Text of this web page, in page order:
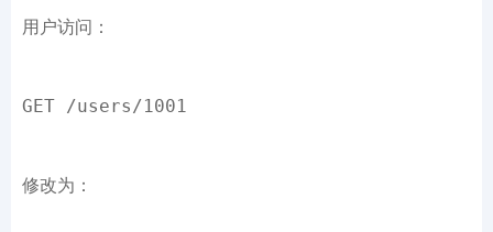
用户访问：
GET /users/1001
修改为：